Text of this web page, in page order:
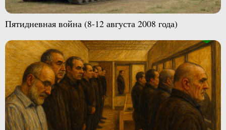
Пятидневная война (8-12 августа 2008 года)